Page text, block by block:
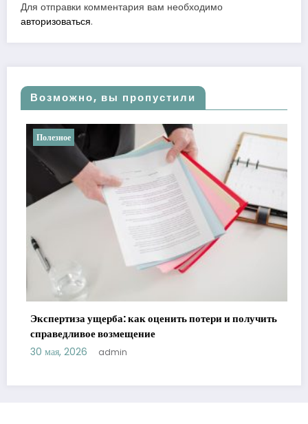
Для отправки комментария вам необходимо
авторизоваться.
Возможно, вы пропустили
оценить потери и получить
Полезное
21 мая, 2026 admin